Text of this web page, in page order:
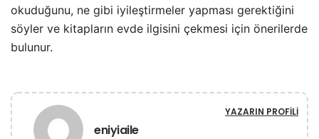
okuduğunu, ne gibi iyileştirmeler yapması gerektiğini
söyler ve kitapların evde ilgisini çekmesi için önerilerde
bulunur.
eniyiaile
YAZARIN PROFILI